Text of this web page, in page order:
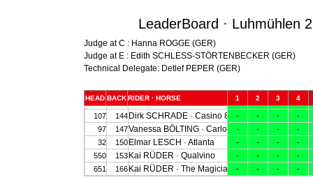
LeaderBoard · Luhmühlen
Judge at C : Hanna ROGGE (GER)
Judge at E : Edith SCHLESS-STÖRTENBECKER (GER)
Technical Delegate: Detlef PEPER (GER)